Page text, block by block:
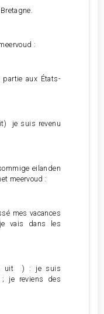
:
aux États-
je suis revenu
eilanden
meervoud :
mes vacances
vais dans les
uit ) : je suis
; je reviens des